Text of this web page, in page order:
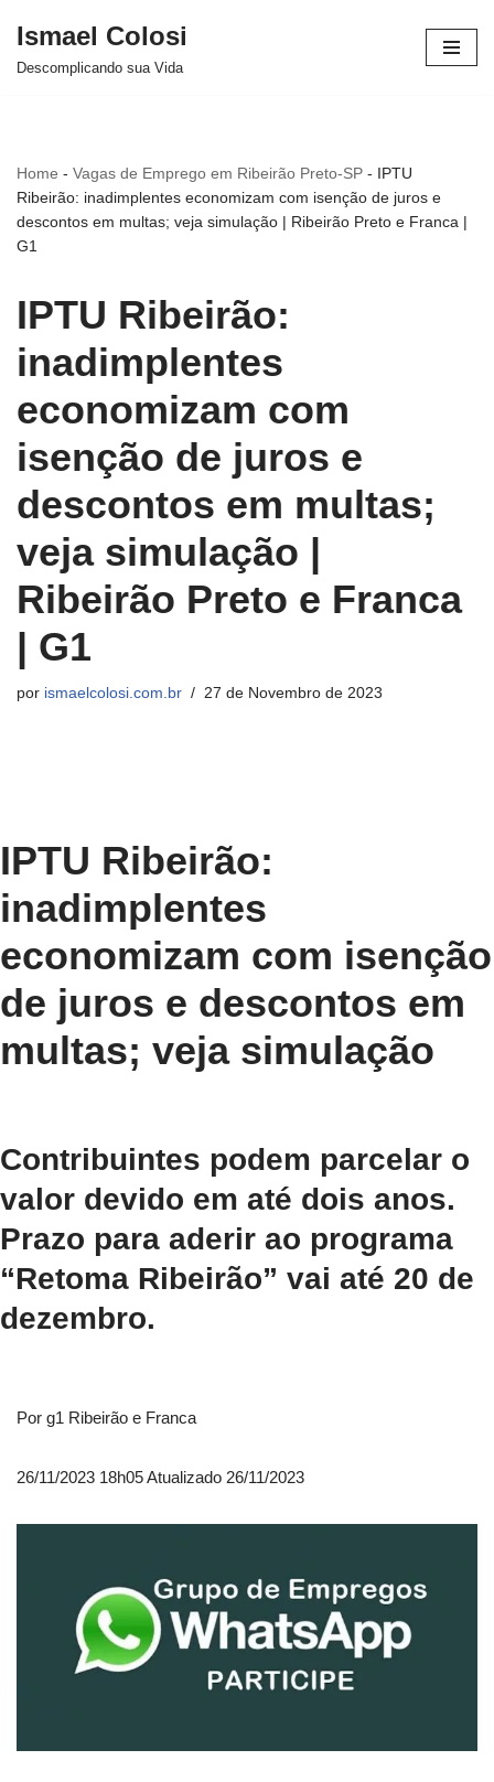
Avançar
Ismael Colosi
Descomplicando sua Vida
Home - Vagas de Emprego em Ribeirão Preto-SP - IPTU
Ribeirão: inadimplentes economizam com isenção de juros e
descontos em multas; veja simulação | Ribeirão Preto e Franca |
G1
IPTU Ribeirão:
inadimplentes
economizam com
isenção de juros e
descontos em multas;
veja simulação |
Ribeirão Preto e Franca
| G1
por ismaelcolosi.com.br 27 de Novembro de 2023
IPTU Ribeirão:
inadimplentes
economizam com isenção
de juros e descontos em
multas; veja simulação
Contribuintes podem parcelar o
valor devido em até dois anos.
Prazo para aderir ao programa
“Retoma Ribeirão” vai até 20 de
dezembro.
Por g1 Ribeirão e Franca
26/11/2023 18h05Atualizado 26/11/2023